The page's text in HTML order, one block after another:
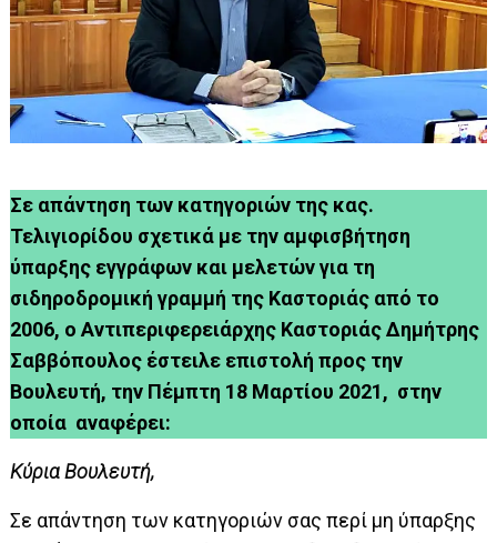
Σε απάντηση των κατηγοριών της κας.
Τελιγιορίδου σχετικά με την αμφισβήτηση
ύπαρξης εγγράφων και μελετών για τη
σιδηροδρομική γραμμή της Καστοριάς από το
2006, ο Αντιπεριφερειάρχης Καστοριάς Δημήτρης
Σαββόπουλος έστειλε επιστολή προς την
Βουλευτή, την Πέμπτη 18 Μαρτίου 2021, στην
οποία αναφέρει:
Κύρια Βουλευτή,
Σε απάντηση των κατηγοριών σας περί μη ύπαρξης